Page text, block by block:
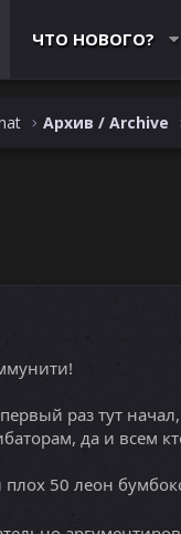
ЧТО НОВОГО?
Архив / Archive
раз тут
да и всем
50 леон